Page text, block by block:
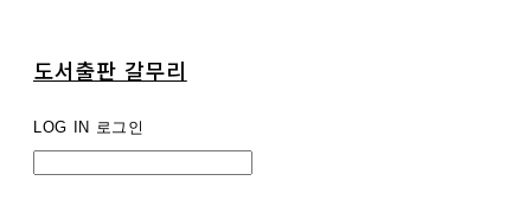
도서출판 갈무리
LOG IN 로그인